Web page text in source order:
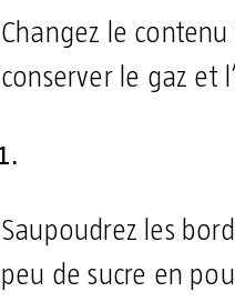
Changez le
conserver le gaz et
Saupoudrez les
peu de sucre en